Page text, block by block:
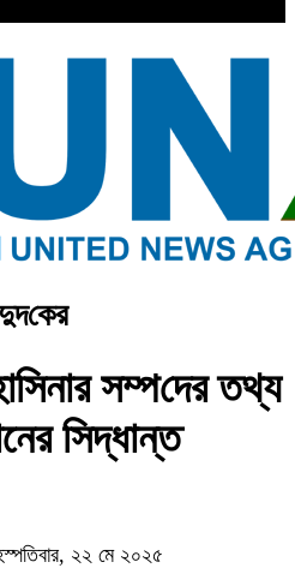
সম্প‌দের তথ্য
সিদ্ধান্ত
২২ মে ২০২৫